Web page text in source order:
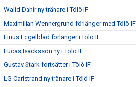
Walid Dahir ny tränare i Tölö IF
Maximilian Wennergrund förlänger med Tölö IF
Linus Fogelblad förlänger i Tölö IF
Lucas Isacksson ny i Tölö IF
Gustav Stark fortsätter i Tölö IF
LG Carlstrand ny tränare i Tölö IF